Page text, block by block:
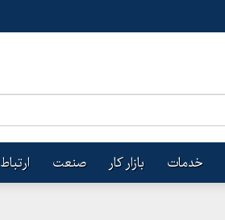
خدمات بازار کار صنعت ارتباط